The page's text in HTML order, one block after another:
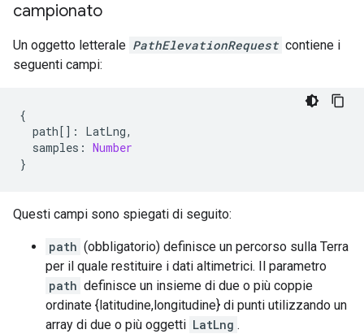
campionato
Un oggetto letterale PathElevationRequest contiene i
seguenti campi:
{
path [] : LatLng,
samples : Number
}
Questi campi sono spiegati di seguito:
path (obbligatorio) definisce un percorso sulla Terra
per il quale restituire i dati altimetrici. Il parametro
path definisce un insieme di due o più coppie
ordinate {latitudine,longitudine} di punti utilizzando un
array di due o più oggetti LatLng .